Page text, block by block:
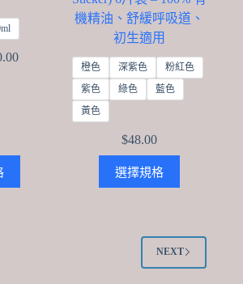
Price
機精油、舒緩呼吸道、
初生適用
橙色 深紫色
粉紅色
紫色
綠色
藍色
黃色
$48.00
選擇規格
product
has
The
options
may
NEXT